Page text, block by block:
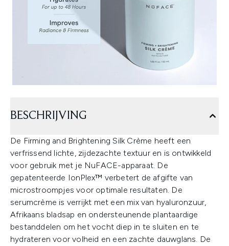
BESCHRIJVING
De Firming and Brightening Silk Crème heeft een
verfrissend lichte, zijdezachte textuur en is ontwikkeld
voor gebruik met je NuFACE-apparaat. De
gepatenteerde IonPlex™ verbetert de afgifte van
microstroompjes voor optimale resultaten. De
serumcrème is verrijkt met een mix van hyaluronzuur,
Afrikaans bladsap en ondersteunende plantaardige
bestanddelen om het vocht diep in te sluiten en te
hydrateren voor volheid en een zachte dauwglans. De